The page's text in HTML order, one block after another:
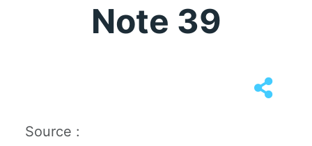
Note 39
Source :